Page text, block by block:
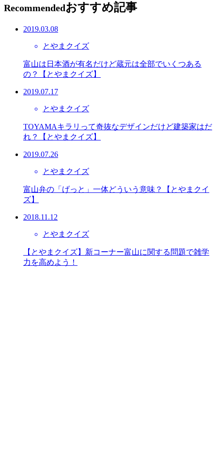
Recommendedおすすめ記事
2019.03.08
とやまクイズ
富山は日本酒が有名だけど蔵元は全部でいくつある
の？【とやまクイズ】
2019.07.17
とやまクイズ
TOYAMAキラリって奇抜なデザインだけど建築家はだ
れ？【とやまクイズ】
2019.07.26
とやまクイズ
富山弁の「げっと」一体どういう意味？【とやまクイ
ズ】
2018.11.12
とやまクイズ
【とやまクイズ】新コーナー富山に関する問題で雑学
力を高めよう！